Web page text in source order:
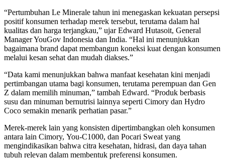
“Pertumbuhan Le Minerale tahun ini menegaskan kekuatan persepsi
positif konsumen terhadap merek tersebut, terutama dalam hal
kualitas dan harga terjangkau,” ujar Edward Hutasoit, General
Manager YouGov Indonesia dan India. “Hal ini menunjukkan
bagaimana brand dapat membangun koneksi kuat dengan konsumen
melalui kesan sehat dan mudah diakses.”
“Data kami menunjukkan bahwa manfaat kesehatan kini menjadi
pertimbangan utama bagi konsumen, terutama perempuan dan Gen
Z dalam memilih minuman,” tambah Edward. “Produk berbasis
susu dan minuman bernutrisi lainnya seperti Cimory dan Hydro
Coco semakin menarik perhatian pasar.”
Merek-merek lain yang konsisten dipertimbangkan oleh konsumen
antara lain Cimory, You-C1000, dan Pocari Sweat yang
mengindikasikan bahwa citra kesehatan, hidrasi, dan daya tahan
tubuh relevan dalam membentuk preferensi konsumen.